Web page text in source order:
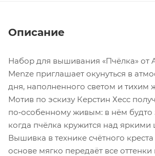
Описание
Набор для вышивания «Пчёлка» от
Menze приглашает окунуться в
дня, наполненного светом и тихим
Мотив по эскизу Керстин Хесс
по‑особенному живым: в нём будто
когда пчёлка кружится над яркими
Вышивка в технике счётного
основе мягко передаёт все оттенки